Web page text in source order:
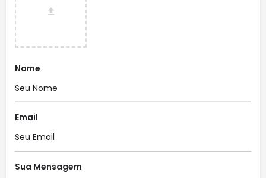
Nome
Email
Sua Mensagem